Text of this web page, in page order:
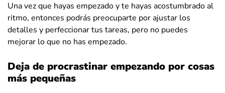
Una vez que hayas empezado y te hayas acostumbrado al
ritmo, entonces podrás preocuparte por ajustar los
detalles y perfeccionar tus tareas, pero no puedes
mejorar lo que no has empezado.
Deja de procrastinar empezando por cosas
más pequeñas